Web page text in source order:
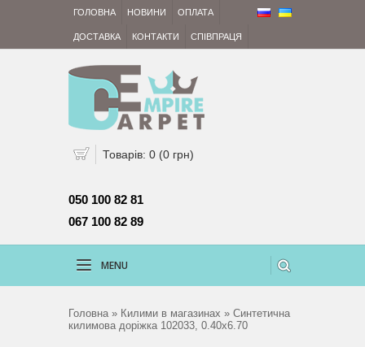
ГОЛОВНА НОВИНИ ОПЛАТА
ДОСТАВКА КОНТАКТИ СПІВПРАЦЯ
Товарів: 0 (0 грн)
050 100 82 81
067 100 82 89
MENU
Головна» Килими в магазинах » Синтетична
килимова доріжка 102033, 0.40x6.70